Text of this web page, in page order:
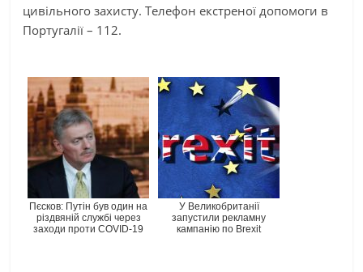
цивільного захисту. Телефон екстреної допомоги в
Португалії – 112.
Пєсков: Путін був один на
різдвяній службі через
заходи проти COVID-19
У Великобританії
запустили рекламну
кампанію по Brexit